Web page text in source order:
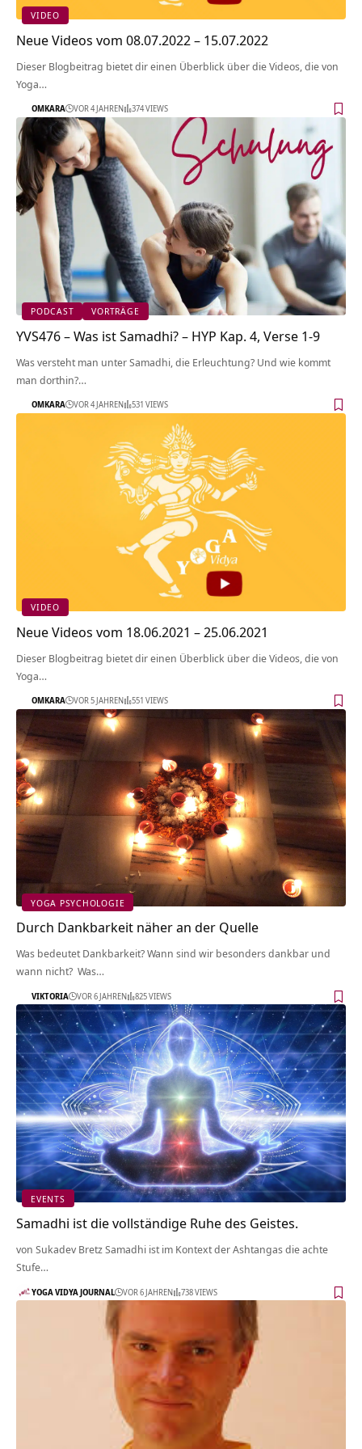
VIDEO
Neue Videos vom 08.07.2022 – 15.07.2022
Dieser Blogbeitrag bietet dir einen Überblick über die Videos, die von
Yoga…
OMKARA VOR 4 JAHREN 374 VIEWS
PODCAST VORTRÄGE
YVS476 – Was ist Samadhi? – HYP Kap. 4, Verse 1-9
Was versteht man unter Samadhi, die Erleuchtung? Und wie kommt
man dorthin?…
OMKARA VOR 4 JAHREN 531 VIEWS
VIDEO
Neue Videos vom 18.06.2021 – 25.06.2021
Dieser Blogbeitrag bietet dir einen Überblick über die Videos, die von
Yoga…
OMKARA VOR 5 JAHREN 551 VIEWS
YOGA PSYCHOLOGIE
Durch Dankbarkeit näher an der Quelle
Was bedeutet Dankbarkeit? Wann sind wir besonders dankbar und
wann nicht? Was…
VIKTORIA VOR 6 JAHREN 825 VIEWS
EVENTS
Samadhi ist die vollständige Ruhe des Geistes.
von Sukadev Bretz Samadhi ist im Kontext der Ashtangas die achte
Stufe…
YOGA VIDYA JOURNAL VOR 6 JAHREN 738 VIEWS